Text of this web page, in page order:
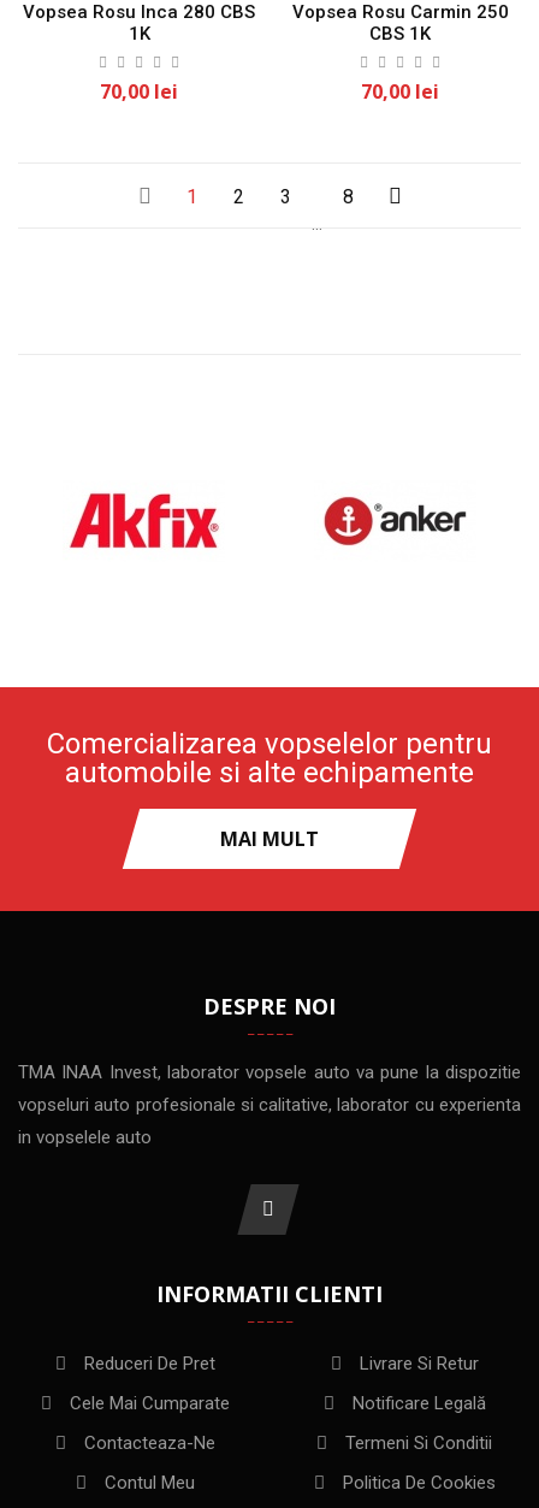
Vopsea Rosu Inca 280 CBS
1K
70,00 lei
Vopsea Rosu Carmin 250
CBS 1K
70,00 lei
1 2 3
…
8
Comercializarea vopselelor pentru
automobile si alte echipamente
MAI MULT
DESPRE NOI
TMA INAA Invest, laborator vopsele auto va pune la dispozitie
vopseluri auto profesionale si calitative, laborator cu experienta
in vopselele auto
INFORMATII CLIENTI
Reduceri De Pret
Cele Mai Cumparate
Contacteaza-Ne
Contul Meu
Livrare Si Retur
Notificare Legală
Termeni Si Conditii
Politica De Cookies